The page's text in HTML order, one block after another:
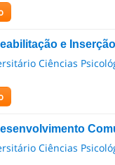
e
Ciências
Ciências